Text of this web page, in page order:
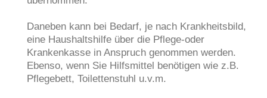
Daneben kann bei Bedarf, je nach Krankheitsbild,
eine Haushaltshilfe über die Pflege-oder
Krankenkasse in Anspruch genommen werden.
Ebenso, wenn Sie Hilfsmittel benötigen wie z.B.
Pflegebett, Toilettenstuhl u.v.m.